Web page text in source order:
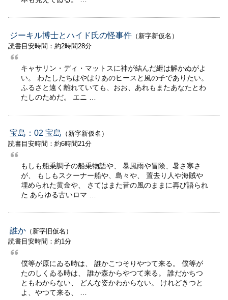
ジーキル博士とハイド氏の怪事件 （新字新仮名）
読書目安時間：約2時間28分
キャサリン・ディ・マットスに神が結んだ紲は解かぬがよ
い。 わたしたちはやはりあのヒースと風の子でありたい。
ふるさと遠く離れていても、おお、あれもまたあなたとわ
たしのためだ。 エニ …
宝島：02 宝島 （新字新仮名）
読書目安時間：約6時間21分
もしも船乗調子の船乗物語や、 暴風雨や冒険、暑さ寒さ
が、 もしもスクーナー船や、島々や、 置去り人や海賊や
埋められた黄金や、 さてはまた昔の風のままに再び語られ
た あらゆる古いロマ …
誰か （新字旧仮名）
読書目安時間：約1分
僕等が原にゐる時は、 誰かこつそりやつて来る。 僕等が
たのしくゐる時は、 誰か森からやつて来る。 誰だかちつ
ともわからない、 どんな姿かわからない。 けれどきつと